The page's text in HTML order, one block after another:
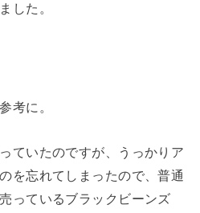
した。
考に。
ていたのですが、うっかりア
を忘れてしまったので、普通
っているブラックビーンズ